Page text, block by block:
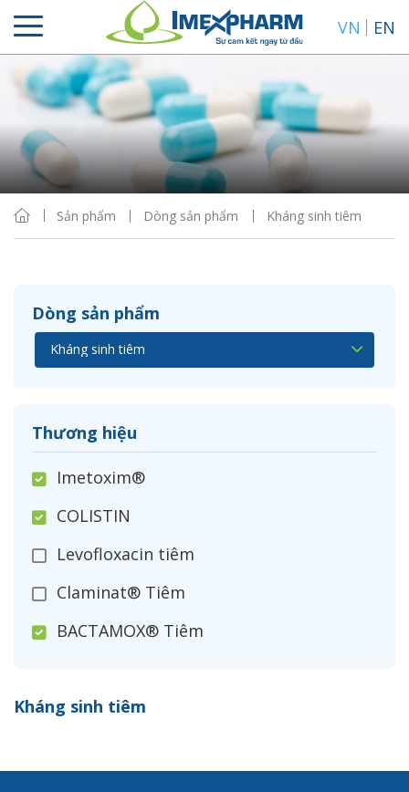
VN EN
Sản phẩm Dòng sản phẩm Kháng sinh tiêm
Dòng sản phẩm
Thương hiệu
Imetoxim®
COLISTIN
Levofloxacin tiêm
Claminat® Tiêm
BACTAMOX® Tiêm
Ceftizoxim®
Kháng sinh tiêm
Sắp xếp
Hiển thị